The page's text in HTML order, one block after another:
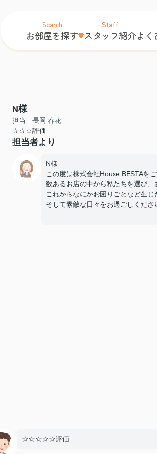
Search
お部屋を探す
Staff
スタッフ紹介よく
N様
担当：長岡 春花
☆☆☆評価
担当者より
N様
この度は株式会社House BESTAを
数あるお店の中から私たちを選び、
これからなにかお困りごとなど生じ
そして素敵な日々をお過ごしくださ
☆☆☆☆☆評価